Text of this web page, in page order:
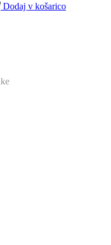
Dodaj v košarico